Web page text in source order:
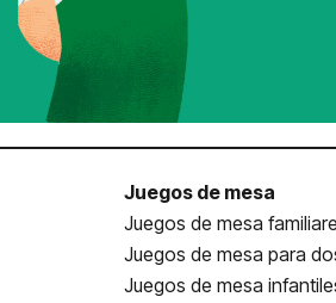
Juegos de mesa
Juegos de mesa
Juegos de mesa para
Juegos de mesa